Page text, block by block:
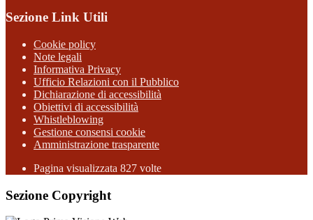
Sezione Link Utili
Cookie policy
Note legali
Informativa Privacy
Ufficio Relazioni con il Pubblico
Dichiarazione di accessibilità
Obiettivi di accessibilità
Whistleblowing
Gestione consensi cookie
Amministrazione trasparente
Pagina visualizzata 827 volte
Sezione Copyright